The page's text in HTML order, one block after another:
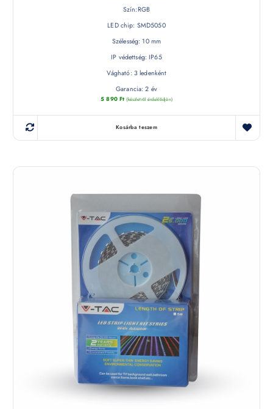
Szín:RGB
LED chip: SMD5050
Szélesség: 10 mm
IP védettség: IP65
Vágható: 3 ledenként
Garancia: 2 év
5 890 Ft (készletről érdeklődjön)
Kosárba teszem